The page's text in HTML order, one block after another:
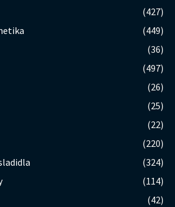
(427)
(449)
(36)
(497)
(26)
(25)
(22)
(220)
(324)
(114)
(42)